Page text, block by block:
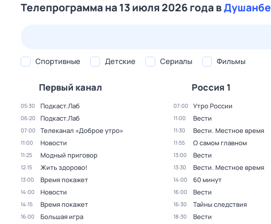
Телепрограмма на 13 июля 2026 года вДушанбе
Спортивные Детские Сериалы Фильмы
Первый канал
05:30 Подкаст.Лаб
06:20 Подкаст.Лаб
07:00 Телеканал «Доброе утро»
11:00 Новости
11:25 Модный приговор
12:15 Жить здорово!
13:00 Время покажет
14:00 Новости
14:15 Время покажет
16:00 Большая игра
Россия 1
07:00 Утро России
11:00 Вести
11:30 Вести. Местное время
11:55 О самом главном
13:00 Вести
13:30 Вести. Местное время
14:00 60 минут
16:00 Вести
16:30 Тайны следствия
18:30 Вести